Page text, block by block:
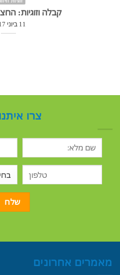
קבלה וזוגיות:
11 ביוני 2017
צרו
מאמרים אחרונים